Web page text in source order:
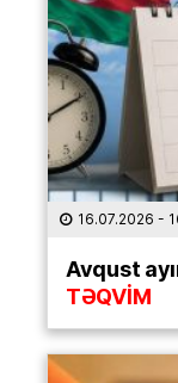
16.07.2026 -
Avqust
TƏQVİM